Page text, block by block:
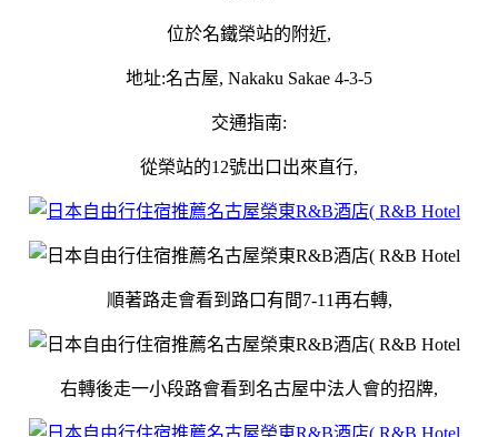
位於名鐵榮站的附近,
地址:名古屋, Nakaku Sakae 4-3-5
交通指南:
從榮站的12號出口出來直行,
順著路走會看到路口有間7-11再右轉,
右轉後走一小段路會看到名古屋中法人會的招牌,